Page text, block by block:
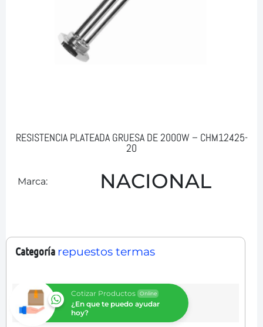
RESISTENCIA PLATEADA GRUESA DE 2000W – CHM12425-
20
Marca: NACIONAL
Categoría repuestos termas
Cotizar Productos Online
¿En que te puedo ayudar
hoy?